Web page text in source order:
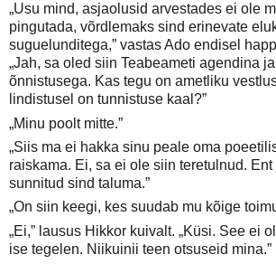
„Usu mind, asjaolusid arvestades ei ole
pingutada, võrdlemaks sind erinevate
suguelunditega,” vastas Ado endisel
„Jah, sa oled siin Teabeameti agendina
õnnistusega. Kas tegu on ametliku
lindistusel on tunnistuse kaal?”
„Minu poolt mitte.”
„Siis ma ei hakka sinu peale oma
raiskama. Ei, sa ei ole siin teretulnud.
sunnitud sind taluma.”
„On siin keegi, kes suudab mu kõige
„Ei,” lausus Hikkor kuivalt. „Küsi. See ei
ise tegelen. Niikuinii teen otsuseid mina.”